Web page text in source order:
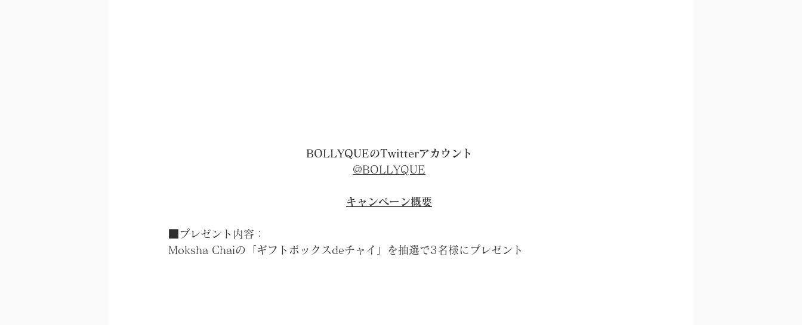
BOLLYQUEのTwitterアカウント
@BOLLYQUE
キャンペーン概要
■プレゼント内容：
Moksha Chaiの「ギフトボックスdeチャイ」を抽選で3名様にプレゼント